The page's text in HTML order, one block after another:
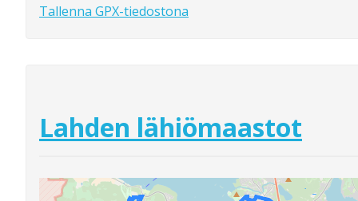
Tallenna GPX-tiedostona
Lahden lähiömaastot